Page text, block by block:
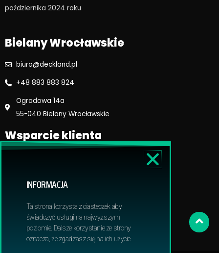
października 2024 roku​
Bielany Wrocławskie
biuro@deckland.pl
+48 883 883 824
Ogrodowa 14a
55-040 Bielany Wrocławskie
Wsparcie klienta
Dostawa i płatność
Obowiązek informacyjny RODO
INFORMACJA
Ta strona korzysta z ciasteczek aby
świadczyć usługi na najwyższym
poziomie. Dalsze korzystanie ze strony
oznacza, że zgadzasz się na ich użycie.